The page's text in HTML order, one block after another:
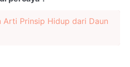
Arti Prinsip Hidup dari Daun